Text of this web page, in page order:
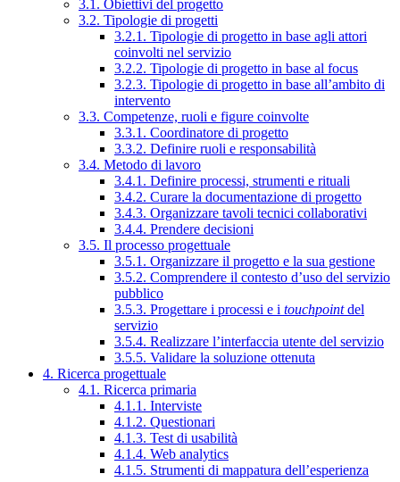
3.1. Obiettivi del progetto
3.2. Tipologie di progetti
3.2.1. Tipologie di progetto in base agli attori
coinvolti nel servizio
3.2.2. Tipologie di progetto in base al focus
3.2.3. Tipologie di progetto in base all’ambito di
intervento
3.3. Competenze, ruoli e figure coinvolte
3.3.1. Coordinatore di progetto
3.3.2. Definire ruoli e responsabilità
3.4. Metodo di lavoro
3.4.1. Definire processi, strumenti e rituali
3.4.2. Curare la documentazione di progetto
3.4.3. Organizzare tavoli tecnici collaborativi
3.4.4. Prendere decisioni
3.5. Il processo progettuale
3.5.1. Organizzare il progetto e la sua gestione
3.5.2. Comprendere il contesto d’uso del servizio
pubblico
3.5.3. Progettare i processi e i touchpointdel
servizio
3.5.4. Realizzare l’interfaccia utente del servizio
3.5.5. Validare la soluzione ottenuta
4. Ricerca progettuale
4.1. Ricerca primaria
4.1.1. Interviste
4.1.2. Questionari
4.1.3. Test di usabilità
4.1.4. Web analytics
4.1.5. Strumenti di mappatura dell’esperienza